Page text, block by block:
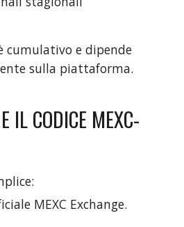
cumulativo e dipende
sulla piattaforma.
IL CODICE MEXC-
MEXC Exchange.